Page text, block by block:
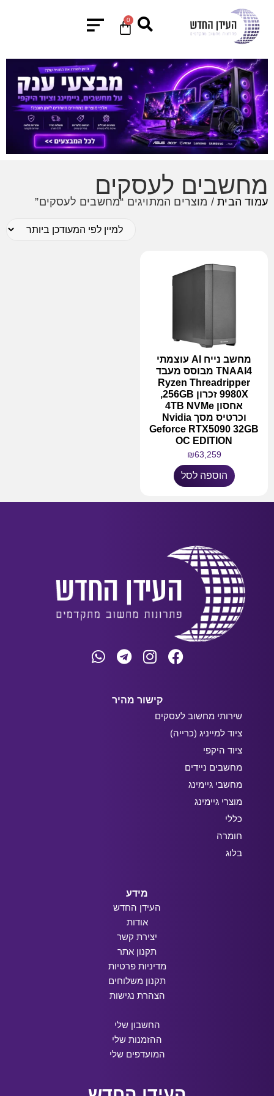
0
מחשבים לעסקים
עמוד הבית/ מוצרים המתויגים “מחשבים לעסקים”
מחשב נייח AI עוצמתי
TNAAI4 מבוסס מעבד
Ryzen Threadripper
9980X זכרון 256GB,
אחסון 4TB NVMe
וכרטיס מסך Nvidia
Geforce RTX5090 32GB
OC EDITION
₪63,259
הוספה לסל
קישור מהיר
שירותי מחשוב לעסקים
ציוד למייניג (כרייה)
ציוד היקפי
מחשבים ניידים
מחשבי גיימינג
מוצרי גיימינג
כללי
חומרה
בלוג
מידע
העידן החדש
אודות
יצירת קשר
תקנון אתר
מדיניות פרטיות
תקנון משלוחים
הצהרת נגישות
החשבון שלי
ההזמנות שלי
המועדפים שלי